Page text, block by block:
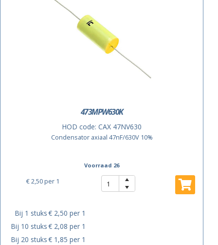
473MPW630K
HOD code: CAX 47NV630
Condensator axiaal 47nF/630V 10%
Voorraad 26
€ 2,50per 1
Bij 1 stuks€ 2,50 per 1
Bij 10 stuks€ 2,08 per 1
Bij 20 stuks€ 1,85 per 1